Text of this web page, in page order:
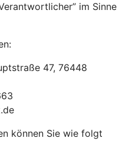
im Sinne
47, 76448
können Sie wie folgt